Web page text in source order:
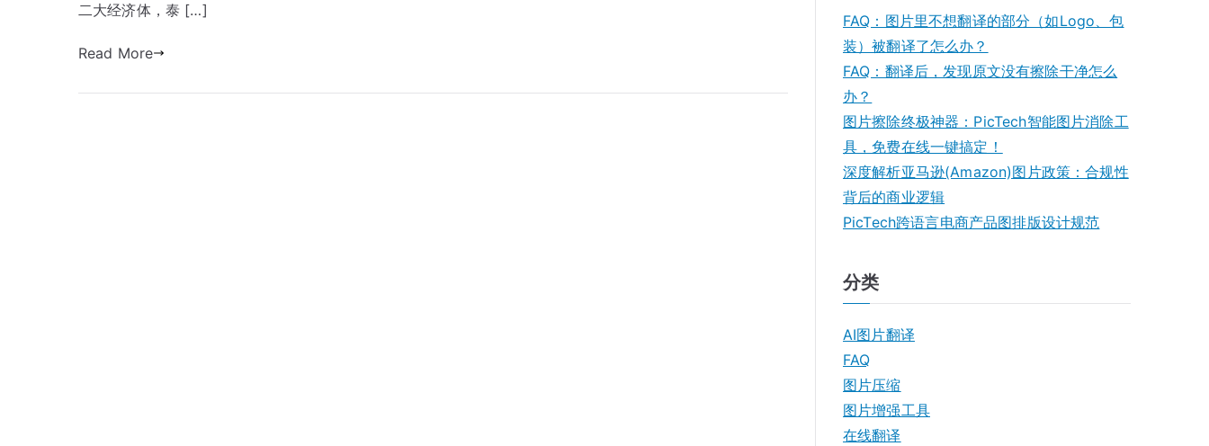
二大经济体，泰 […]
Read More
FAQ：图片里不想翻译的部分（如Logo、包
装）被翻译了怎么办？
FAQ：翻译后，发现原文没有擦除干净怎么
办？
图片擦除终极神器：PicTech智能图片消除工
具，免费在线一键搞定！
深度解析亚马逊(Amazon)图片政策：合规性
背后的商业逻辑
PicTech跨语言电商产品图排版设计规范
分类
AI图片翻译
FAQ
图片压缩
图片增强工具
在线翻译